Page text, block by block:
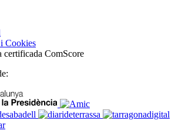
Cookies
certificada ComScore